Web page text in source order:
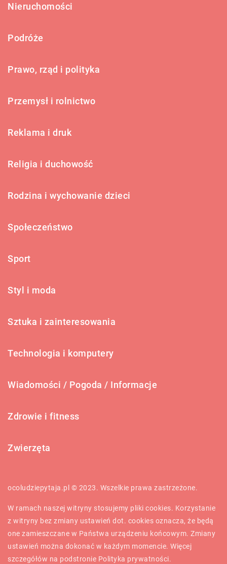
Nieruchomości
Podróże
Prawo, rząd i polityka
Przemysł i rolnictwo
Reklama i druk
Religia i duchowość
Rodzina i wychowanie dzieci
Społeczeństwo
Sport
Styl i moda
Sztuka i zainteresowania
Technologia i komputery
Wiadomości / Pogoda / Informacje
Zdrowie i fitness
Zwierzęta
ocoludziepytaja.pl © 2023. Wszelkie prawa zastrzeżone.
W ramach naszej witryny stosujemy pliki cookies. Korzystanie
z witryny bez zmiany ustawień dot. cookies oznacza, że będą
one zamieszczane w Państwa urządzeniu końcowym. Zmiany
ustawień można dokonać w każdym momencie. Więcej
szczegółów na podstronie Polityka prywatności.